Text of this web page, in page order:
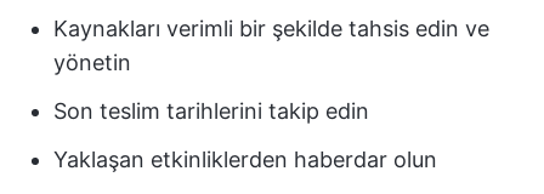
Kaynakları verimli bir şekilde tahsis edin ve
yönetin
Son teslim tarihlerini takip edin
Yaklaşan etkinliklerden haberdar olun